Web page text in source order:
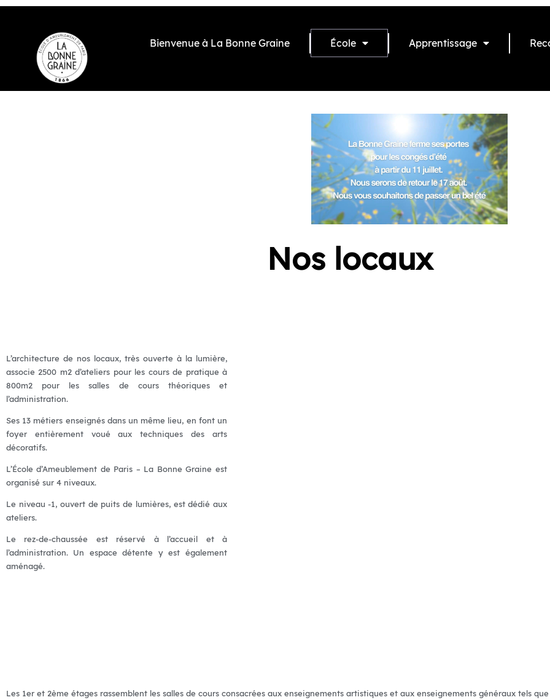
Bienvenue à La Bonne Graine École Apprentissage
Nos locaux
L’architecture de nos locaux, très ouverte à la lumière,
associe 2500 m2 d’ateliers pour les cours de pratique à
800m2 pour les salles de cours théoriques et
l’administration.
Ses 13 métiers enseignés dans un même lieu, en font un
foyer entièrement voué aux techniques des arts
décoratifs.
L’École d’Ameublement de Paris – La Bonne Graine est
organisé sur 4 niveaux.
Le niveau -1, ouvert de puits de lumières, est dédié aux
ateliers.
Le rez-de-chaussée est réservé à l’accueil et à
l’administration. Un espace détente y est également
aménagé.
Les 1er et 2ème étages rassemblent les salles de cours consacrées aux enseignements artistiques et aux enseignements généraux tels que